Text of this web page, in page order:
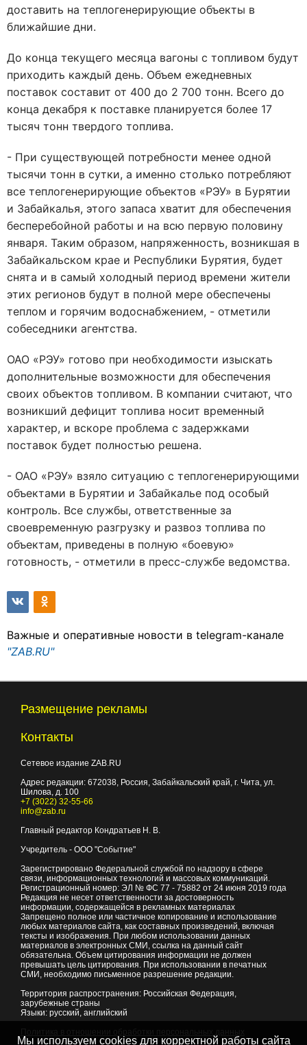
доставить на теплогенерирующие объекты в
ближайшие дни.
До конца текущего месяца вагоны с топливом будут
приходить каждый день. Объем ежедневных
поставок составит от 400 до 2 700 тонн. Всего до
конца декабря к поставке планируется более 17
тысяч тонн твердого топлива.
- При существующей потребности менее одной
тысячи тонн в сутки, а именно столько потребляют
все теплогенерирующие объектов «РЭУ» в Бурятии
и Забайкалья, этого запаса хватит для обеспечения
бесперебойной работы и на всю первую половину
января. Таким образом, напряженность, возникшая в
Забайкальском крае и Республики Бурятия, будет
снята и в самый холодный период времени жители
этих регионов будут в полной мере обеспечены
теплом и горячим водоснабжением, - отметили
собеседники агентства.
ОАО «РЭУ» готово при необходимости изыскать
дополнительные возможности для обеспечения
своих объектов топливом. В компании считают, что
возникший дефицит топлива носит временный
характер, и вскоре проблема с задержками
поставок будет полностью решена.
- ОАО «РЭУ» взяло ситуацию с теплогенерирующими
объектами в Бурятии и Забайкалье под особый
контроль. Все службы, ответственные за
своевременную разгрузку и развоз топлива по
объектам, приведены в полную «боевую»
готовность, - отметили в пресс-службе ведомства.
Важные и оперативные новости в telegram-канале
"ZAB.RU"
Размещение рекламы
Контакты
Сетевое издание ZAB.RU
Адрес редакции: 672038, Россия, Забайкальский край, г. Чита, ул.
Шилова, д. 100
+7 (3022) 32-55-66
info@zab.ru
Главный редактор Кондратьев Н. В.
Учредитель - ООО "Событие"
Зарегистрировано Федеральной службой по надзору в сфере
связи, информационных технологий и массовых коммуникаций.
Регистрационный номер: ЭЛ № ФС 77 - 75882 от 24 июня 2019 года
Редакция не несет ответственности за достоверность
информации, содержащейся в рекламных материалах
Запрещено полное или частичное копирование и использование
любых материалов сайта, как составных произведений, включая
тексты и изображения. При любом использовании данных
материалов в электронных СМИ, ссылка на данный сайт
обязательна. Объем цитирования информации не должен
превышать цель цитирования. При использовании в печатных
СМИ, необходимо письменное разрешение редакции.
Территория распространения: Российская Федерация,
зарубежные страны
Языки: русский, английский
Мы используем cookies для корректной работы сайта